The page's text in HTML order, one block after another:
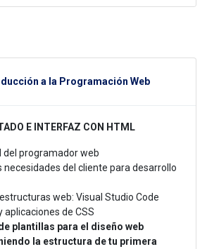
a la Programación Web
E INTERFAZ CON HTML
del programador web
necesidades del cliente para desarrollo
web: Visual Studio Code
aplicaciones de CSS
plantillas para el diseño web
la estructura de tu primera